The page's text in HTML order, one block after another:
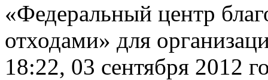
«Федеральный центр
отходами» для
18:22, 03 сентября 2012